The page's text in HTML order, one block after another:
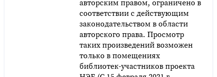
авторским правом, ограничено в
соответствии с действующим
законодательством в области
авторского права. Просмотр
таких произведений возможен
только в помещениях
библиотек-участников проекта